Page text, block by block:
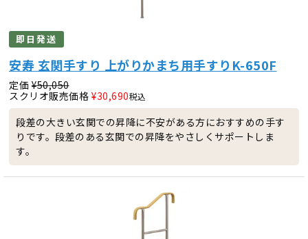
即日発送
安寿 玄関手すり 上がりかまち用手すりK-650F
定価 ¥50,050
スクリオ販売価格 ¥30,690税込
段差の大きい玄関での昇降に不安がある方におすすめの手す
りです。段差のある玄関での昇降をやさしくサポートしま
す。